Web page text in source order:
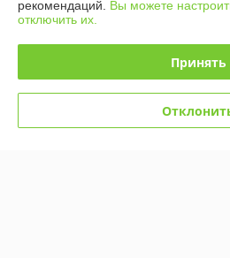
Политика обработки cookies
Сайт создан на платформе
рекомендаций. Вы можете
отключить их.
Принять